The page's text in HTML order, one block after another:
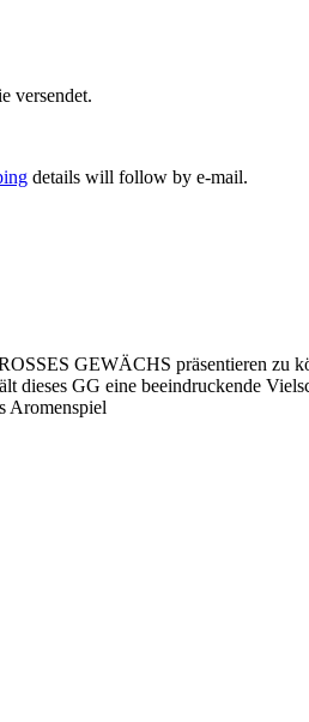
versendet.
details will follow by e-mail.
GEWÄCHS präsentieren zu
dieses GG eine beeindruckende
Aromenspiel